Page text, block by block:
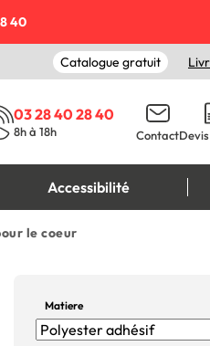
40
Catalogue gratuit
03 28 40 28 40
8h à 18h Contact
Accessibilité
le coeur
Matiere